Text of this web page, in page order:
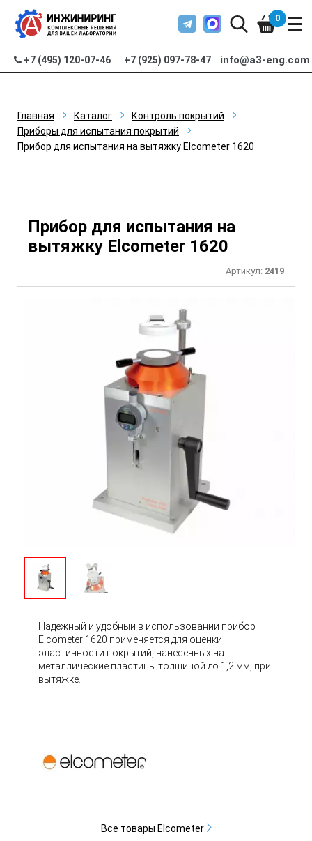
+7 (495) 120-07-46 +7 (925) 097-78-47 info@a3-eng.com
0
Главная Каталог
Контроль покрытий
Приборы для испытания покрытий
Прибор для испытания на вытяжку Elcometer 1620
Прибор для испытания на
вытяжку Elcometer 1620
Артикул: 2419
Надежный и удобный в использовании прибор
Elcometer 1620 применяется для оценки
эластичности покрытий, нанесенных на
металлические пластины толщиной до 1,2 мм, при
вытяжке.
Все товары Elcometer